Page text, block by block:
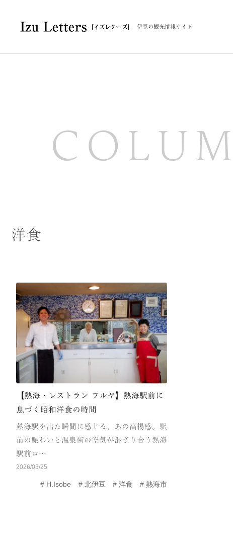
伊豆の観光情報サイト
洋食
【熱海・レストラン フルヤ】熱海駅前に
息づく昭和洋食の時間
熱海駅を出た瞬間に感じる、あの高揚感。駅
前の賑わいと温泉街の空気が混ざり合う熱海
駅前ロ…
2026/03/25
H.Isobe 北伊豆 洋食 熱海市